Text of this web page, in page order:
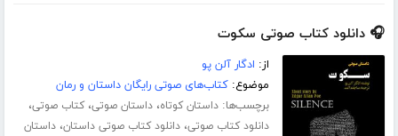
🎧 دانلود کتاب صوتی سکوت
از: ادگار آلن پو
موضوع:کتاب‌های صوتی رایگان داستان و رمان
برچسب‌ها:داستان کوتاه،داستان صوتی،کتاب صوتی،
دانلود کتاب صوتی،دانلود کتاب صوتی داستان،داستان